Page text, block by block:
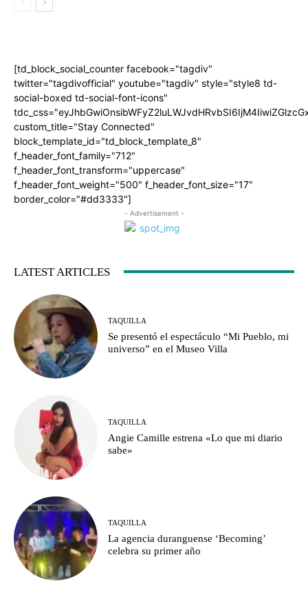
[td_block_social_counter facebook="tagdiv"
twitter="tagdivofficial" youtube="tagdiv" style="style8 td-
social-boxed td-social-font-icons"
custom_title="Stay Connected"
block_template_id="td_block_template_8"
f_header_font_family="712"
f_header_font_transform="uppercase"
f_header_font_weight="500" f_header_font_size="17"
border_color="#dd3333"]
- Advertisement -
LATEST ARTICLES
TAQUILLA
Se presentó el espectáculo “Mi Pueblo, mi
universo” en el Museo Villa
TAQUILLA
Angie Camille estrena «Lo que mi diario
sabe»
TAQUILLA
La agencia duranguense ‘Becoming’
celebra su primer año